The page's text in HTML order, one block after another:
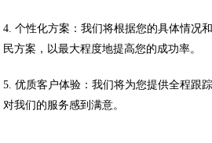
4. 个性化方案：我们将根据您的具体情况
民方案，以最大程度地提高您的成功率。
5. 优质客户体验：我们将为您提供全程跟
对我们的服务感到满意。